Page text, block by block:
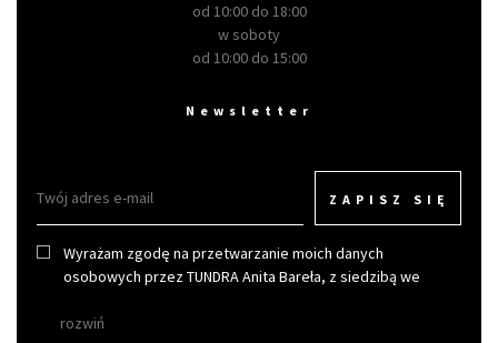
od 10:00 do 18:00
w soboty
od 10:00 do 15:00
Newsletter
ZAPISZ SIĘ
Wyrażam zgodę na przetwarzanie moich danych
osobowych przez TUNDRA Anita Bareła, z siedzibą we
rozwiń